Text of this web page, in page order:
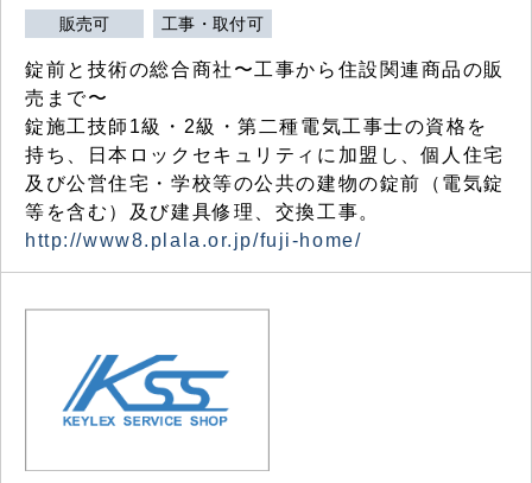
販売可 工事・取付可
錠前と技術の総合商社〜工事から住設関連商品の販
売まで〜
錠施工技師1級・2級・第二種電気工事士の資格を
持ち、日本ロックセキュリティに加盟し、個人住宅
及び公営住宅・学校等の公共の建物の錠前（電気錠
等を含む）及び建具修理、交換工事。
http://www8.plala.or.jp/fuji-home/